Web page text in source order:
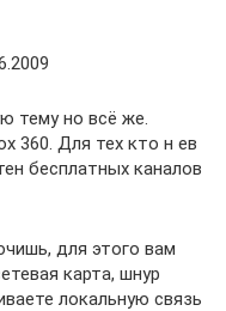
тему но всё же.
360. Для тех кто н ев
бесплатных каналов
для этого вам
карта, шнур
локальную связь